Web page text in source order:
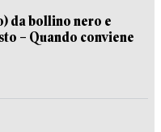
da bollino nero e
– Quando conviene